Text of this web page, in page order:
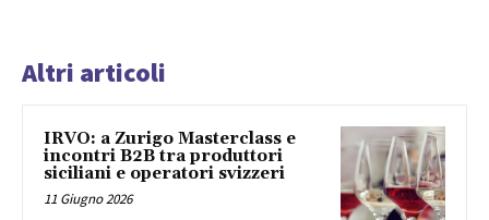
Altri articoli
IRVO: a Zurigo Masterclass e
incontri B2B tra produttori
siciliani e operatori svizzeri
11 Giugno 2026